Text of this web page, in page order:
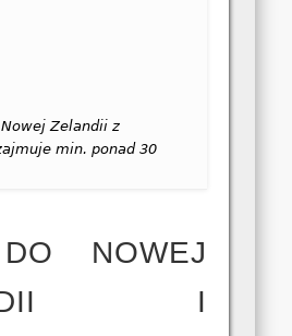
Zelandii z
min. ponad 30
NOWEJ
I